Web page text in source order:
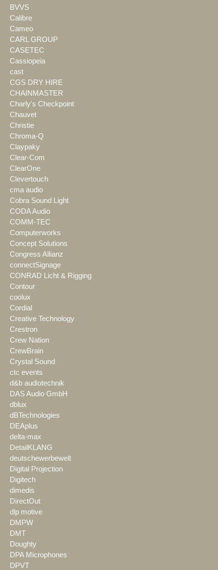
BVVS
Calibre
Cameo
CARL GROUP
CASETEC
Cassiopeia
cast
CGS DRY HIRE
CHAINMASTER
Charly's Checkpoint
Chauvet
Christie
Chroma-Q
Claypaky
Clear-Com
ClearOne
Clevertouch
cma audio
Cobra Sound Light
CODA Audio
COMM-TEC
Computerworks
Concept Solutions
Congress Allianz
connectSignage
CONRAD Licht & Rigging
Contour
coolux
Cordial
Creative Technology
Crestron
Crew Nation
CrewBrain
Crystal Sound
ctc events
d&b audiotechnik
DAS Audio GmbH
dblux
dBTechnologies
DEAplus
delta-max
DetailKLANG
deutschewerbewelt
Digital Projection
Digitech
dimedis
DirectOut
dlp motive
DMPW
DMT
Doughty
DPA Microphones
DPVT